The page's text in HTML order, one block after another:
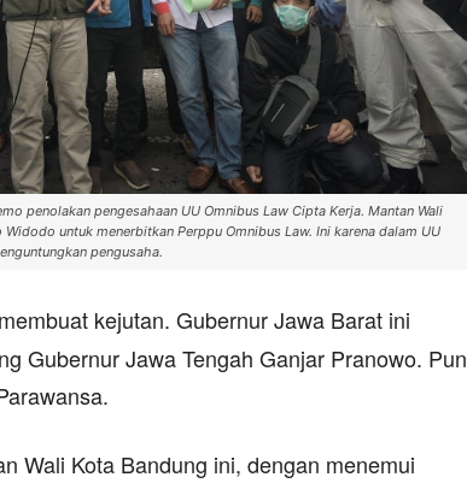
penolakan pengesahaan UU Omnibus Law Cipta Kerja. Mantan Wali
untuk menerbitkan Perppu Omnibus Law. Ini karena dalam UU
pengusaha.
kejutan. Gubernur Jawa Barat ini
Gubernur Jawa Tengah Ganjar Pranowo. Pun
Wali Kota Bandung ini, dengan menemui